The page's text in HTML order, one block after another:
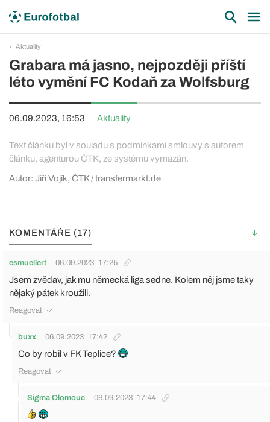
Aktuality
Grabara má jasno, nejpozději příští
léto vymění FC Kodaň za Wolfsburg
06.09.2023, 16:53 Aktuality
Text článku byl v souladu s podmínkami smlouvy s autorem
článku, agenturou ČTK, ze systému vymazán.
Autor: Jiří Vojík, ČTK / transfermarkt.de
KOMENTÁŘE (17)
esmuellert 06.09.2023 17:25
Jsem zvědav, jak mu německá liga sedne. Kolem něj jsme taky
nějaký pátek kroužili.
Reagovat
buxx 06.09.2023 17:42
Co by robil v FK Teplice?
Reagovat
Sigma Olomouc 06.09.2023 17:44